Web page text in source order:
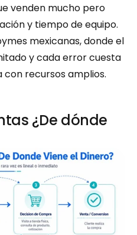
venden mucho pero
y tiempo de equipo.
mexicanas, donde el
y cada error cuesta
con recursos amplios.
¿De dónde